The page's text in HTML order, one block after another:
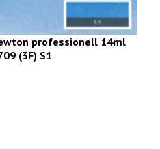
professionell 14ml
(3F) S1